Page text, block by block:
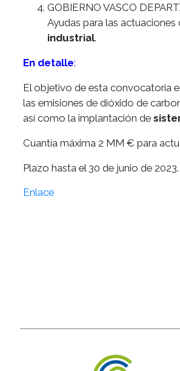
GOBIERNO VASCO
Ayudas para las actuaciones
industrial.
En detalle:
El objetivo de esta convocatoria
las emisiones de dióxido de
así como la implantación de
Cuantía máxima 2 MM € para
Plazo hasta el 30 de junio de 2023.
Enlace